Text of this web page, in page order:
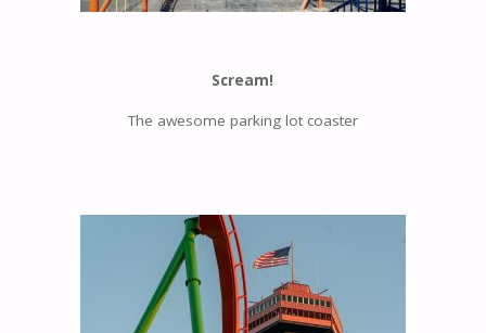
Scream!
The awesome parking lot coaster